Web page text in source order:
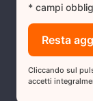
* campi
Cliccando sul
accetti